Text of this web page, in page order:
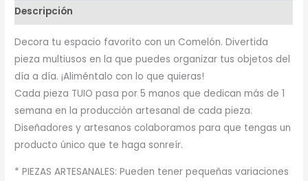
Descripción
Decora tu espacio favorito con un Comelón. Divertida
pieza multiusos en la que puedes organizar tus objetos del
día a día. ¡Aliméntalo con lo que quieras!
Cada pieza TUIO pasa por 5 manos que dedican más de 1
semana en la producción artesanal de cada pieza.
Diseñadores y artesanos colaboramos para que tengas un
producto único que te haga sonreír.
* PIEZAS ARTESANALES: Pueden tener pequeñas variaciones